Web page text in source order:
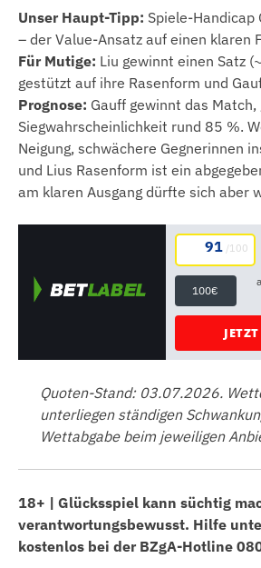
Unser Haupt-Tipp: Spiele-
– der Value-Ansatz auf einen klaren
Für Mutige: Liu gewinnt einen Satz
gestützt auf ihre Rasenform und
Prognose: Gauff gewinnt das Match,
Siegwahrscheinlichkeit rund 85 %.
Neigung, schwächere Gegnerinnen
und Lius Rasenform ist ein
am klaren Ausgang dürfte sich aber
91 /100
100€
Quoten-Stand: 03.07.2026.
unterliegen ständigen
Wettabgabe beim jeweiligen
18+ | Glücksspiel kann süchtig
verantwortungsbewusst. Hilfe
kostenlos bei der BZgA-Hotline